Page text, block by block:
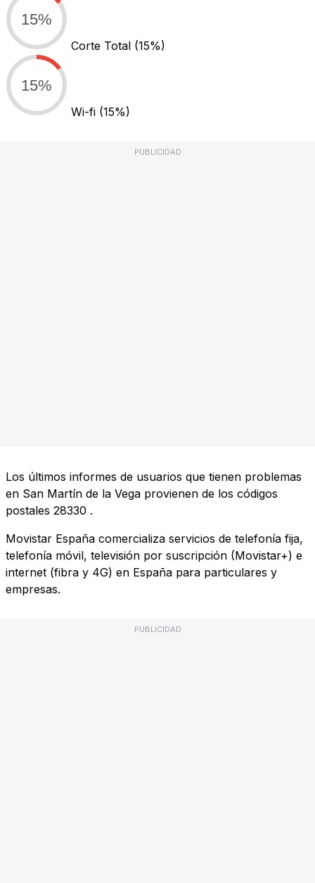
15%
Corte Total (15%)
15%
Wi-fi (15%)
PUBLICIDAD
Los últimos informes de usuarios que tienen problemas
en San Martín de la Vega provienen de los códigos
postales 28330 .
Movistar España comercializa servicios de telefonía fija,
telefonía móvil, televisión por suscripción (Movistar+) e
internet (fibra y 4G) en España para particulares y
empresas.
PUBLICIDAD